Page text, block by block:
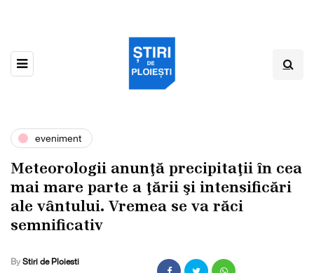
eveniment
Meteorologii anunţă precipitaţii în cea
mai mare parte a ţării şi intensificări
ale vântului. Vremea se va răci
semnificativ
By Stiri de Ploiesti